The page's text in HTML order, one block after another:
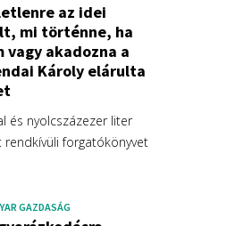
az idei
mi történne, ha
vagy akadozna a
Károly elárulta
és nyolcszázezer liter
rendkívüli forgatókönyvet
GAZDASÁG